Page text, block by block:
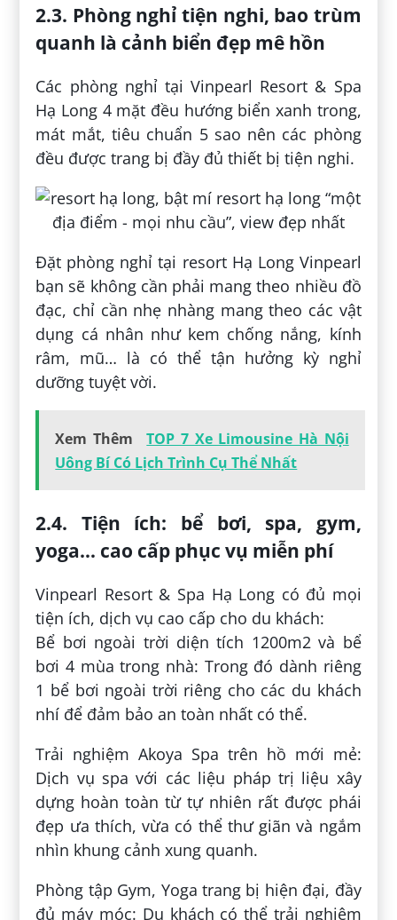
2.3. Phòng nghỉ tiện nghi, bao trùm
quanh là cảnh biển đẹp mê hồn
Các phòng nghỉ tại Vinpearl Resort & Spa
Hạ Long 4 mặt đều hướng biển xanh trong,
mát mắt, tiêu chuẩn 5 sao nên các phòng
đều được trang bị đầy đủ thiết bị tiện nghi.
Đặt phòng nghỉ tại resort Hạ Long Vinpearl
bạn sẽ không cần phải mang theo nhiều đồ
đạc, chỉ cần nhẹ nhàng mang theo các vật
dụng cá nhân như kem chống nắng, kính
râm, mũ… là có thể tận hưởng kỳ nghỉ
dưỡng tuyệt vời.
Xem Thêm
TOP 7 Xe Limousine Hà Nội
Uông Bí Có Lịch Trình Cụ Thể Nhất
2.4. Tiện ích: bể bơi, spa, gym,
yoga… cao cấp phục vụ miễn phí
Vinpearl Resort & Spa Hạ Long có đủ mọi
tiện ích, dịch vụ cao cấp cho du khách:
Bể bơi ngoài trời diện tích 1200m2 và bể
bơi 4 mùa trong nhà: Trong đó dành riêng
1 bể bơi ngoài trời riêng cho các du khách
nhí để đảm bảo an toàn nhất có thể.
Trải nghiệm Akoya Spa trên hồ mới mẻ:
Dịch vụ spa với các liệu pháp trị liệu xây
dựng hoàn toàn từ tự nhiên rất được phái
đẹp ưa thích, vừa có thể thư giãn và ngắm
nhìn khung cảnh xung quanh.
Phòng tập Gym, Yoga trang bị hiện đại, đầy
đủ máy móc: Du khách có thể trải nghiệm